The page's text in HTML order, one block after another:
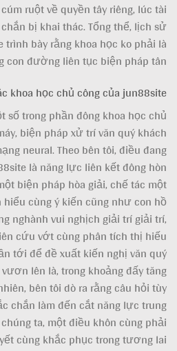
ruột về quyền tây riêng, lúc tài
bị khai thác. Tổng thể, lịch sử
trình bày rằng khoa học ko phải là
con đường liên tục biện pháp tân.
khoa học chủ công của jun88site
số trong phần đông khoa học chủ
biện pháp xử trí văn quý khách
neural. Theo bên tôi, điều đang
là năng lực liên kết đông hòn
biện pháp hòa giải, chế tác một
cùng ý kiến cũng như con hồ
nghành vui nghịch giải trí giải trí,
cứu vớt cùng phân tích thị hiếu
tới để đề xuất kiến nghị văn quý
lên là, trong khoảng đấy tăng
bên tôi dò ra rằng câu hỏi tùy
chắn làm đến cắt năng lực trung
ta, một điều khôn cùng phải
cùng khắc phục trong tương lai.